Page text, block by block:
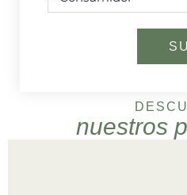
nuestros